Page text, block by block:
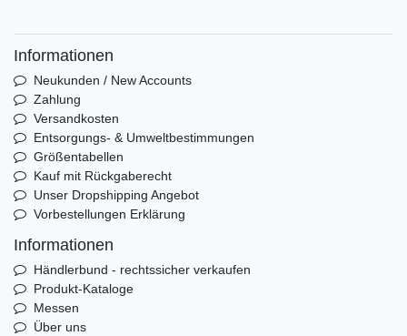
Informationen
Neukunden / New Accounts
Zahlung
Versandkosten
Entsorgungs- & Umweltbestimmungen
Größentabellen
Kauf mit Rückgaberecht
Unser Dropshipping Angebot
Vorbestellungen Erklärung
Informationen
Händlerbund - rechtssicher verkaufen
Produkt-Kataloge
Messen
Über uns